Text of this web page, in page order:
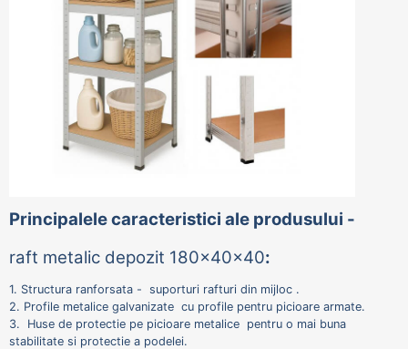
Principalele caracteristici ale produsului -
raft metalic depozit 180x40x40:
1. Structura ranforsata - suporturi rafturi din mijloc .
2. Profile metalice galvanizate cu profile pentru picioare armate.
3. Huse de protectie pe picioare metalice pentru o mai buna
stabilitate si protectie a podelei.